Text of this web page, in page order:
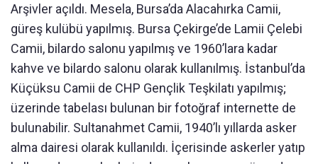
Arşivler açıldı. Mesela, Bursa’da Alacahırka Camii,
güreş kulübü yapılmış. Bursa Çekirge’de Lamii Çelebi
Camii, bilardo salonu yapılmış ve 1960’lara kadar
kahve ve bilardo salonu olarak kullanılmış. İstanbul’da
Küçüksu Camii de CHP Gençlik Teşkilatı yapılmış;
üzerinde tabelası bulunan bir fotoğraf internette de
bulunabilir. Sultanahmet Camii, 1940’lı yıllarda asker
alma dairesi olarak kullanıldı. İçerisinde askerler yatıp